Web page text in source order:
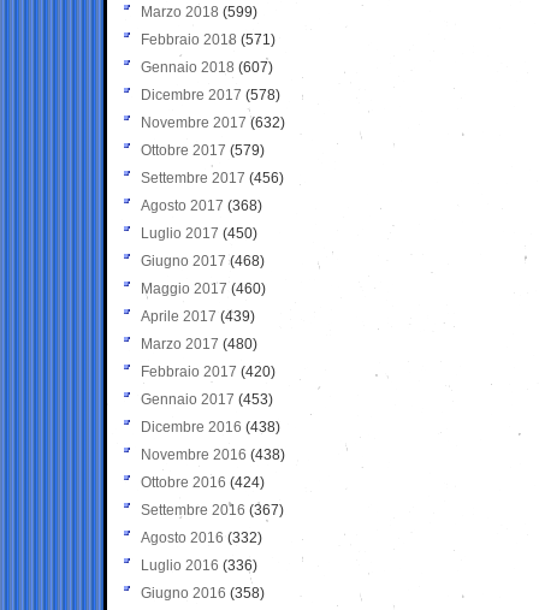
Marzo 2018 (599)
Febbraio 2018 (571)
Gennaio 2018 (607)
Dicembre 2017 (578)
Novembre 2017 (632)
Ottobre 2017 (579)
Settembre 2017 (456)
Agosto 2017 (368)
Luglio 2017 (450)
Giugno 2017 (468)
Maggio 2017 (460)
Aprile 2017 (439)
Marzo 2017 (480)
Febbraio 2017 (420)
Gennaio 2017 (453)
Dicembre 2016 (438)
Novembre 2016 (438)
Ottobre 2016 (424)
Settembre 2016 (367)
Agosto 2016 (332)
Luglio 2016 (336)
Giugno 2016 (358)